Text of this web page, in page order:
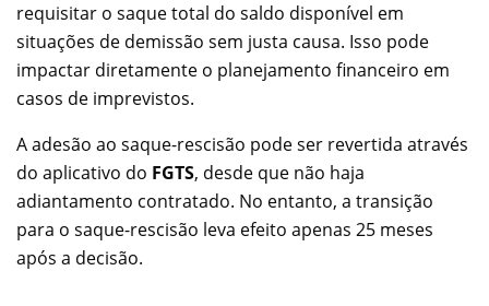
requisitar o saque total do saldo disponível em
situações de demissão sem justa causa. Isso pode
impactar diretamente o planejamento financeiro em
casos de imprevistos.
A adesão ao saque-rescisão pode ser revertida através
do aplicativo do FGTS, desde que não haja
adiantamento contratado. No entanto, a transição
para o saque-rescisão leva efeito apenas 25 meses
após a decisão.